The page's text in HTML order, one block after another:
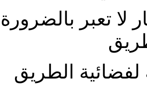
لا تعبر
الطريق